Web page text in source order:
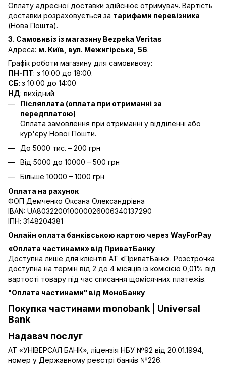
Оплату адресної доставки здійснює отримувач. Вартість
доставки розраховується за тарифами перевізника
(Нова Пошта).
3. Самовивіз із магазину Bezpeka Veritas
Адреса: м. Київ, вул. Межигірська, 56.
Графік роботи магазину для самовивозу:
ПН-ПТ: з 10:00 до 18:00.
СБ: з 10:00 до 14:00
НД: вихідний
Післяплата (оплата при отриманні за
передплатою)
Оплата замовлення при отриманні у відділенні або
кур'єру Нової Пошти.
До 5000 тис. – 200 грн
Від 5000 до 10000 – 500 грн
Більше 10000 – 1000 грн
Оплата на рахунок
ФОП Демченко Оксана Олександрівна
IBAN: UA803220010000026006340137290
ІПН: 3148204381
Онлайн оплата банківською картою через WayForPay
«Оплата частинами» від ПриватБанку
Доступна лише для клієнтів АТ «ПриватБанк». Розстрочка
доступна на термін від 2 до 4 місяців із комісією 0,01% від
вартості товару під час списання щомісячних платежів.
"Оплата частинами" від МоноБанку
Покупка частинами monobank | Universal
Bank
Надавач послуг
АТ «УНІВЕРСАЛ БАНК», ліцензія НБУ №92 від 20.01.1994,
номер у Державному реєстрі банків №226.